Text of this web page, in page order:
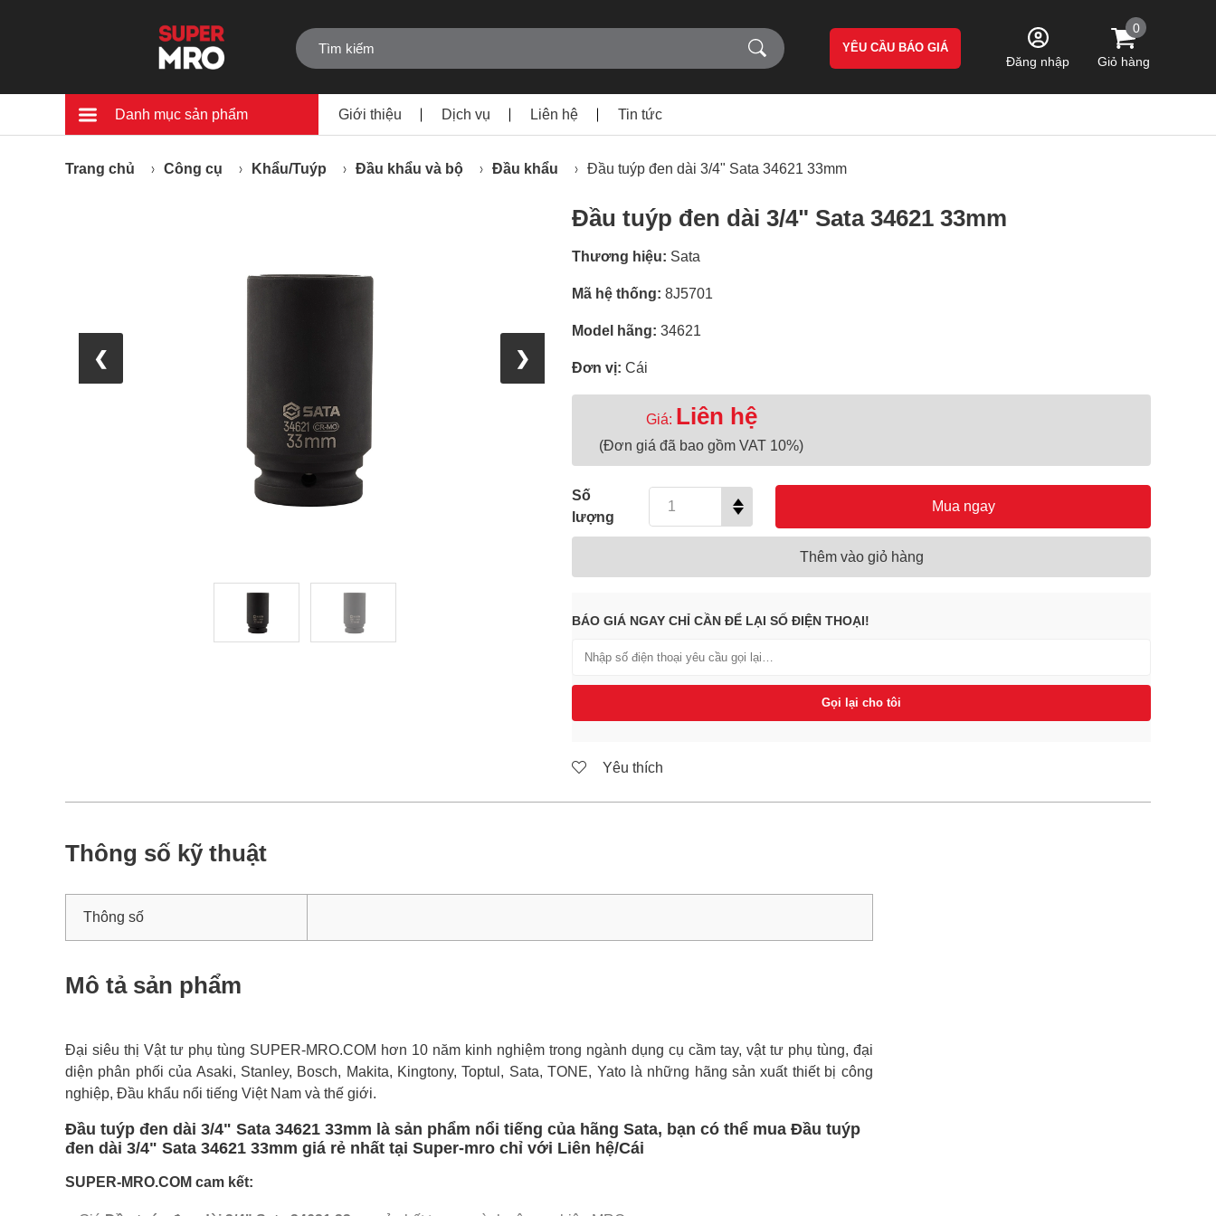
YÊU CẦU BÁO GIÁ
Đăng nhập
0
Giỏ hàng
Danh mục sản phẩm Giới thiệu Dịch vụ Liên hệ Tin tức
Trang chủ Công cụ Khẩu/Tuýp Đầu khẩu và bộ Đầu khẩu Đầu tuýp đen dài 3/4" Sata 34621 33mm
❮ ❯
Đầu tuýp đen dài 3/4" Sata 34621 33mm
Thương hiệu: Sata
Mã hệ thống: 8J5701
Model hãng: 34621
Đơn vị: Cái
Giá: Liên hệ
(Đơn giá đã bao gồm VAT 10%)
Số
lượng
Mua ngay
Thêm vào giỏ hàng
BÁO GIÁ NGAY CHỈ CẦN ĐỂ LẠI SỐ ĐIỆN THOẠI!
Gọi lại cho tôi
Yêu thích
Thông số kỹ thuật
Thông số
Mô tả sản phẩm
Đại siêu thị Vật tư phụ tùng SUPER-MRO.COM hơn 10 năm kinh nghiệm trong ngành dụng cụ cầm tay, vật tư phụ tùng, đại
diện phân phối của Asaki, Stanley, Bosch, Makita, Kingtony, Toptul, Sata, TONE, Yato là những hãng sản xuất thiết bị công
nghiệp, Đầu khẩu nổi tiếng Việt Nam và thế giới.
Đầu tuýp đen dài 3/4" Sata 34621 33mm là sản phẩm nổi tiếng của hãng Sata, bạn có thể mua Đầu tuýp
đen dài 3/4" Sata 34621 33mm giá rẻ nhất tại Super-mro chỉ với Liên hệ/Cái
SUPER-MRO.COM cam kết: